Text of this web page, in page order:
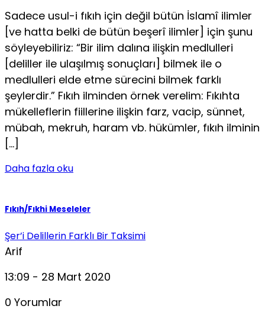
Sadece usul-i fıkıh için değil bütün İslamî ilimler
[ve hatta belki de bütün beşerî ilimler] için şunu
söyleyebiliriz: “Bir ilim dalına ilişkin medlulleri
[deliller ile ulaşılmış sonuçları] bilmek ile o
medlulleri elde etme sürecini bilmek farklı
şeylerdir.” Fıkıh ilminden örnek verelim: Fıkıhta
mükelleflerin fiillerine ilişkin farz, vacip, sünnet,
mübah, mekruh, haram vb. hükümler, fıkıh ilminin
[…]
Daha fazla oku
Fıkıh/Fıkhi Meseleler
Şer’i Delillerin Farklı Bir Taksimi
Arif
13:09 - 28 Mart 2020
0 Yorumlar